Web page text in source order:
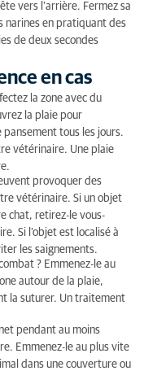
cas de contact avec
cas de piqûre
d’ingestion d’un
chats
vers l’arrière. Fermez sa
narines en pratiquant des
de deux secondes
en cas
la zone avec du
la plaie pour
pansement tous les jours.
vétérinaire. Une plaie
provoquer des
vétérinaire. Si un objet
chat, retirez-le vous-
Si l’objet est localisé à
les saignements.
? Emmenez-le au
autour de la plaie,
la suturer. Un traitement
pendant au moins
Emmenez-le au plus vite
dans une couverture ou